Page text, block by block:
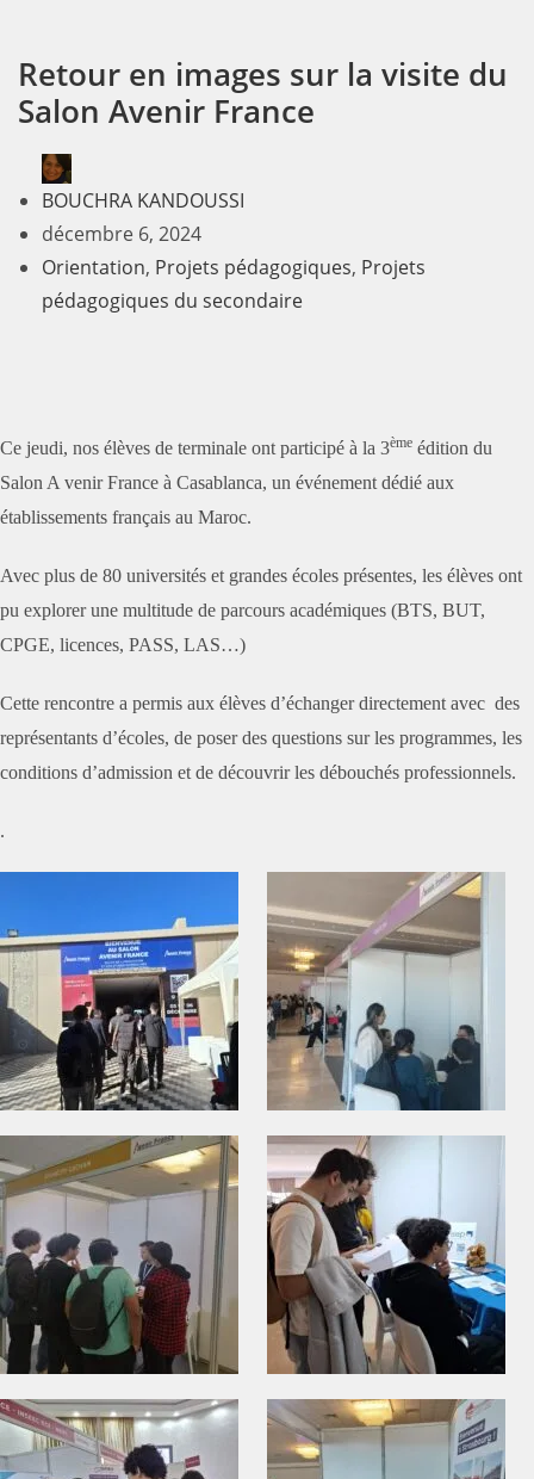
Retour en images sur la visite du
Salon Avenir France
BOUCHRA KANDOUSSI
décembre 6, 2024
Orientation, Projets pédagogiques, Projets
pédagogiques du secondaire
Ce jeudi, nos élèves de terminale ont participé à la 3ème édition du
Salon A venir France à Casablanca, un événement dédié aux
établissements français au Maroc.
Avec plus de 80 universités et grandes écoles présentes, les élèves ont
pu explorer une multitude de parcours académiques (BTS, BUT,
CPGE, licences, PASS, LAS…)
Cette rencontre a permis aux élèves d’échanger directement avec des
représentants d’écoles, de poser des questions sur les programmes, les
conditions d’admission et de découvrir les débouchés professionnels.
.